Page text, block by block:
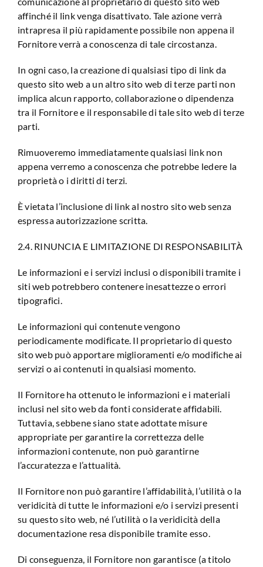
affinché il link venga disattivato. Tale azione verrà
intrapresa il più rapidamente possibile non appena il
Fornitore verrà a conoscenza di tale circostanza.
In ogni caso, la creazione di qualsiasi tipo di link da
questo sito web a un altro sito web di terze parti non
implica alcun rapporto, collaborazione o dipendenza
tra il Fornitore e il responsabile di tale sito web di terze
parti.
Rimuoveremo immediatamente qualsiasi link non
appena verremo a conoscenza che potrebbe ledere la
proprietà o i diritti di terzi.
È vietata l’inclusione di link al nostro sito web senza
espressa autorizzazione scritta.
2.4. RINUNCIA E LIMITAZIONE DI RESPONSABILITÀ
Le informazioni e i servizi inclusi o disponibili tramite i
siti web potrebbero contenere inesattezze o errori
tipografici.
Le informazioni qui contenute vengono
periodicamente modificate. Il proprietario di questo
sito web può apportare miglioramenti e/o modifiche ai
servizi o ai contenuti in qualsiasi momento.
Il Fornitore ha ottenuto le informazioni e i materiali
inclusi nel sito web da fonti considerate affidabili.
Tuttavia, sebbene siano state adottate misure
appropriate per garantire la correttezza delle
informazioni contenute, non può garantirne
l’accuratezza e l’attualità.
Il Fornitore non può garantire l’affidabilità, l’utilità o la
veridicità di tutte le informazioni e/o i servizi presenti
su questo sito web, né l’utilità o la veridicità della
documentazione resa disponibile tramite esso.
Di conseguenza, il Fornitore non garantisce (a titolo